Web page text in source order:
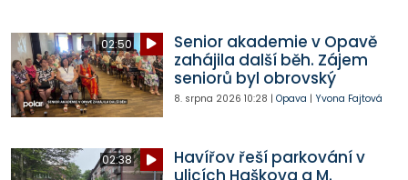
02:50
Senior akademie v Opavě
zahájila další běh. Zájem
seniorů byl obrovský
8. srpna 2026 10:28 | Opava | Yvona Fajtová
02:38
Havířov řeší parkování v